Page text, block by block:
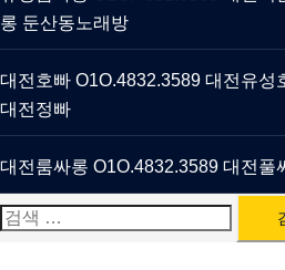
롱 둔산동노래방
대전호빠 O1O.4832.3589 대전유성
대전정빠
대전룸싸롱 O1O.4832.3589 대전풀
검